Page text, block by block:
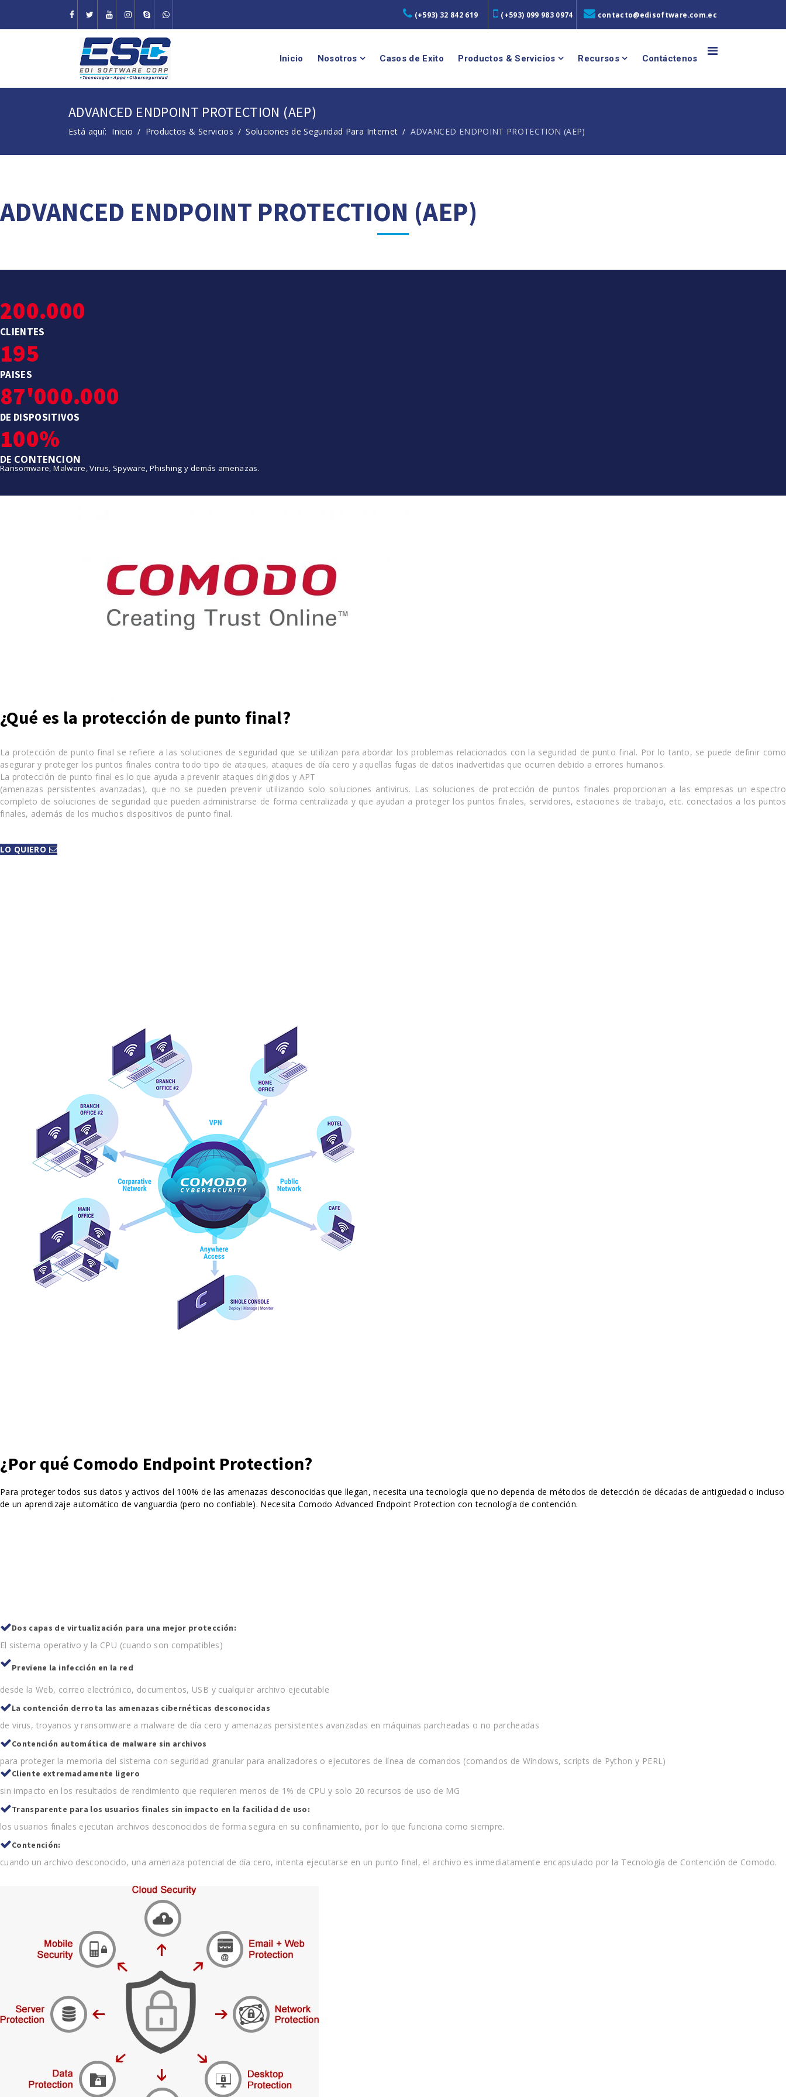
(+593) 32 842 619 (+593) 099 983 0974 contacto@edisoftware.com.ec
Inicio Nosotros Casos de Exito Productos & Servicios Recursos Contáctenos
ADVANCED ENDPOINT PROTECTION (AEP)
Está aquí: Inicio Productos & Servicios Soluciones de Seguridad Para Internet ADVANCED ENDPOINT PROTECTION (AEP)
ADVANCED ENDPOINT PROTECTION (AEP)
200.000
CLIENTES
195
PAISES
87'000.000
DE DISPOSITIVOS
100%
DE CONTENCION
Ransomware, Malware, Virus, Spyware, Phishing y demás amenazas.
¿Qué es la protección de punto final?
La protección de punto final se refiere a las soluciones de seguridad que se utilizan para abordar los problemas relacionados con la seguridad de punto final. Por lo tanto, se puede definir como
asegurar y proteger los puntos finales contra todo tipo de ataques, ataques de día cero y aquellas fugas de datos inadvertidas que ocurren debido a errores humanos.
La protección de punto final es lo que ayuda a prevenir ataques dirigidos y APT
(amenazas persistentes avanzadas), que no se pueden prevenir utilizando solo soluciones antivirus. Las soluciones de protección de puntos finales proporcionan a las empresas un espectro
completo de soluciones de seguridad que pueden administrarse de forma centralizada y que ayudan a proteger los puntos finales, servidores, estaciones de trabajo, etc. conectados a los puntos
finales, además de los muchos dispositivos de punto final.
LO QUIERO
¿Por qué Comodo Endpoint Protection?
Para proteger todos sus datos y activos del 100% de las amenazas desconocidas que llegan, necesita una tecnología que no dependa de métodos de detección de décadas de antigüedad o incluso
de un aprendizaje automático de vanguardia (pero no confiable). Necesita Comodo Advanced Endpoint Protection con tecnología de contención.
Dos capas de virtualización para una mejor protección:
El sistema operativo y la CPU (cuando son compatibles)
Previene la infección en la red
desde la Web, correo electrónico, documentos, USB y cualquier archivo ejecutable
La contención derrota las amenazas cibernéticas desconocidas
de virus, troyanos y ransomware a malware de día cero y amenazas persistentes avanzadas en máquinas parcheadas o no parcheadas
Contención automática de malware sin archivos
para proteger la memoria del sistema con seguridad granular para analizadores o ejecutores de línea de comandos (comandos de Windows, scripts de Python y PERL)
Cliente extremadamente ligero
sin impacto en los resultados de rendimiento que requieren menos de 1% de CPU y solo 20 recursos de uso de MG
Transparente para los usuarios finales sin impacto en la facilidad de uso:
los usuarios finales ejecutan archivos desconocidos de forma segura en su confinamiento, por lo que funciona como siempre.
Contención:
cuando un archivo desconocido, una amenaza potencial de día cero, intenta ejecutarse en un punto final, el archivo es inmediatamente encapsulado por la Tecnología de Contención de Comodo.